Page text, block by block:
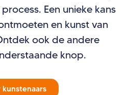
Een unieke kans
en kunst van
ook de andere
knop.
kunstenaars